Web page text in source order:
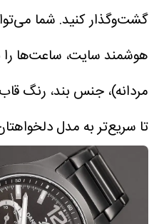
گشت‌وگذار کنید. شما
هوشمند سایت، ساعت‌ها
مردانه)، جنس بند، رنگ
تا سریع‌تر به مدل